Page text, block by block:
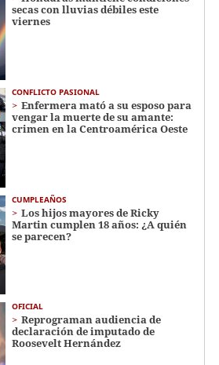
secas con lluvias débiles este
viernes
CONFLICTO PASIONAL
Enfermera mató a su esposo para
vengar la muerte de su amante:
crimen en la Centroamérica Oeste
CUMPLEAÑOS
Los hijos mayores de Ricky
Martin cumplen 18 años: ¿A quién
se parecen?
OFICIAL
Reprograman audiencia de
declaración de imputado de
Roosevelt Hernández